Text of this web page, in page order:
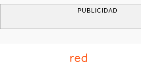
PUBLICIDAD